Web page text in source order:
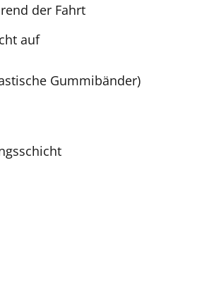
der Fahrt
auf
Gummibänder)